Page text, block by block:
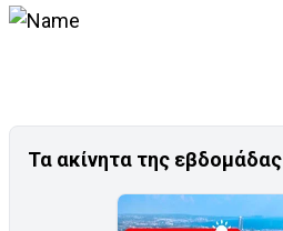
Τα ακίνητα της εβδομάδας